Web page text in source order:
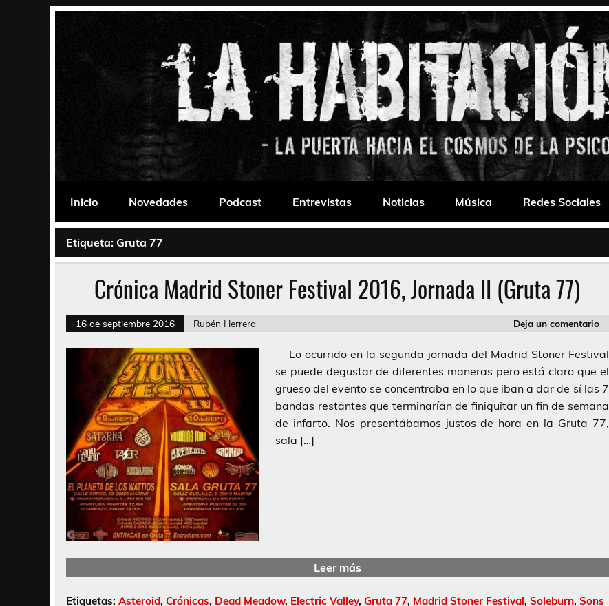
La Habitación 235
Inicio
Novedades Podcast Entrevistas Noticias Música Redes Sociales
Etiqueta: Gruta 77
Crónica Madrid Stoner Festival 2016, Jornada II (Gruta 77)
16 de septiembre 2016 Rubén Herrera Deja un comentario
Lo ocurrido en la segunda jornada del Madrid Stoner Festival
se puede degustar de diferentes maneras pero está claro que el
grueso del evento se concentraba en lo que iban a dar de sí las 7
bandas restantes que terminarían de finiquitar un fin de semana
de infarto. Nos presentábamos justos de hora en la Gruta 77,
sala […]
Leer más
Etiquetas: Asteroid, Crónicas, Dead Meadow, Electric Valley, Gruta 77, Madrid Stoner Festival, Soleburn, Sons